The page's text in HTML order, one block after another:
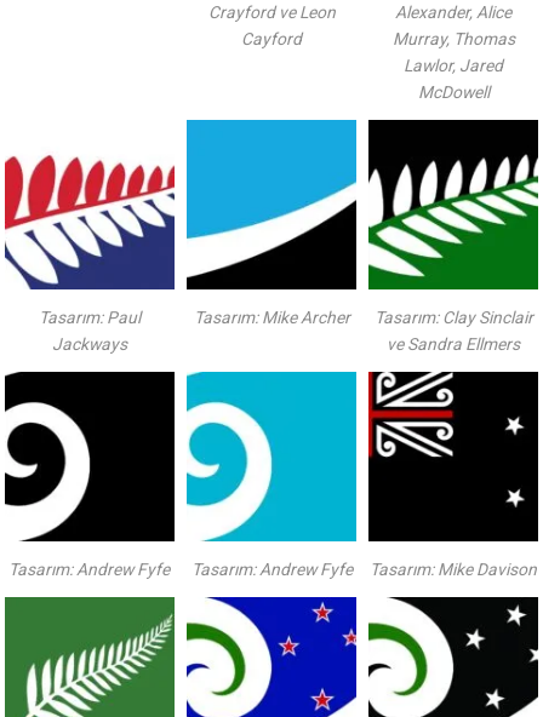
Crayford ve Leon
Cayford
Alexander, Alice
Murray, Thomas
Lawlor, Jared
McDowell
Tasarım: Paul
Jackways
Tasarım: Mike Archer
Tasarım: Clay Sinclair
ve Sandra Ellmers
Tasarım: Andrew Fyfe Tasarım: Andrew Fyfe Tasarım: Mike Davison